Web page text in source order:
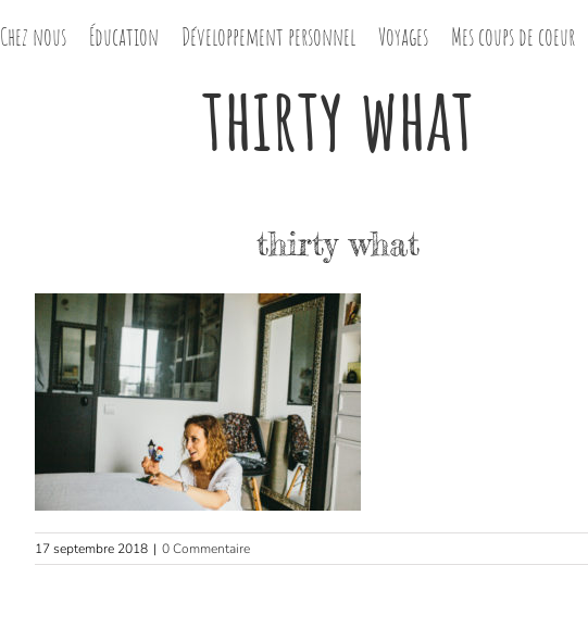
Chez nous Éducation Développement personnel Voyages Mes coups de coeur
thirty what
thirty what
17 septembre 2018 | 0 Commentaire